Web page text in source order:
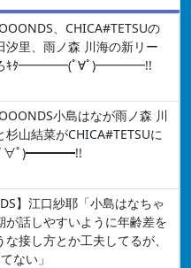
、CHICA#TETSUの
汐里、雨ノ森 川海の新リー
ろｷﾀ━━━━(ﾟ∀ﾟ)━━━━!!
小島はなが雨ノ森 川
山結菜がCHICA#TETSUに
∀ﾟ)━━━━!!
】江口紗耶「小島はなちゃ
が話しやすいように年齢差を
接し方とか工夫してるが、
ない」